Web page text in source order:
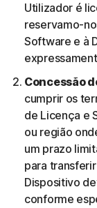
Utilizador é
reservamo-
Software e à
Concessão
cumprir os
de Licença e
ou região
um prazo
para
Dispositivo
conforme